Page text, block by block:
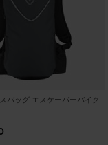
バッグ エスケーパーバイク